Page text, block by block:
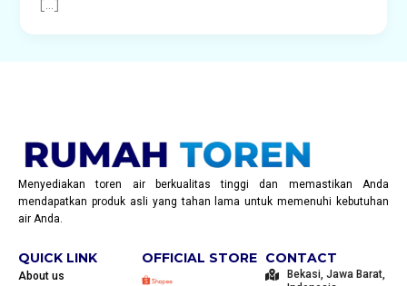
[…]
Menyediakan toren air berkualitas tinggi dan memastikan Anda
mendapatkan produk asli yang tahan lama untuk memenuhi kebutuhan
air Anda.
QUICK LINK
About us
OFFICIAL STORE CONTACT
Bekasi, Jawa Barat,